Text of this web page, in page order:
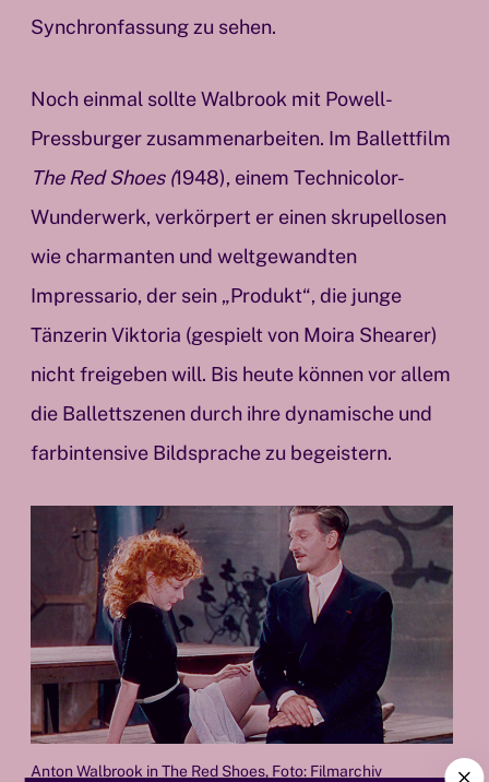
Synchronfassung zu sehen.
Noch einmal sollte Walbrook mit Powell-
Pressburger zusammenarbeiten. Im Ballettfilm
The Red Shoes (1948), einem Technicolor-
Wunderwerk, verkörpert er einen skrupellosen
wie charmanten und weltgewandten
Impressario, der sein „Produkt“, die junge
Tänzerin Viktoria (gespielt von Moira Shearer)
nicht freigeben will. Bis heute können vor allem
die Ballettszenen durch ihre dynamische und
farbintensive Bildsprache zu begeistern.
Anton Walbrook in The Red Shoes, Foto: Filmarchiv
C